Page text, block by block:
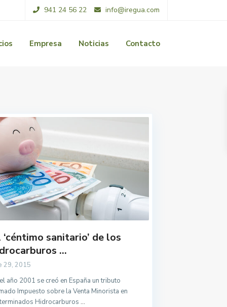
941 24 56 22 info@iregua.com
Empresa Noticias Contacto
‘céntimo sanitario’ de los
...
29, 2015
año 2001 se creó en España un tributo
Impuesto sobre la Venta Minorista en
Hidrocarburos ...